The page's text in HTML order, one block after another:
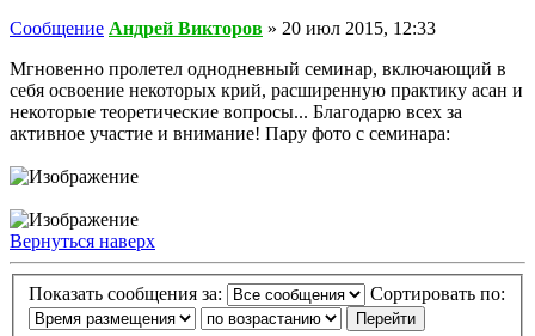
Сообщение Андрей Викторов » 20 июл 2015, 12:33
Мгновенно пролетел однодневный семинар, включающий в
себя освоение некоторых крий, расширенную практику асан и
некоторые теоретические вопросы... Благодарю всех за
активное участие и внимание! Пару фото с семинара:
Вернуться наверх
Показать сообщения за: Сортировать по: